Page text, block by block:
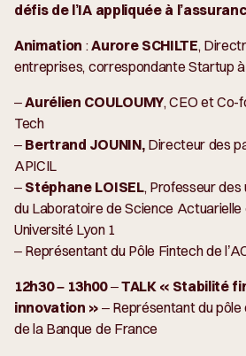
défis de l’IA appliquée à
Animation :Aurore SCHILTE,
entreprises, correspondante Startup
–Aurélien COULOUMY, CEO et Co-
Tech
– Bertrand JOUNIN,Directeur des
APICIL
– Stéphane LOISEL, Professeur
du Laboratoire de Science Actuarielle
Université Lyon 1
– Représentant du Pôle Fintech de
12h30 – 13h00–TALK « Stabilité
innovation » – Représentant du
de la Banque de France